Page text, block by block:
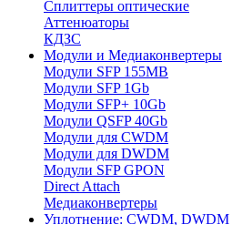
Сплиттеры оптические
Аттенюаторы
КДЗС
Модули и Медиаконвертеры
Модули SFP 155MB
Модули SFP 1Gb
Модули SFP+ 10Gb
Модули QSFP 40Gb
Модули для CWDM
Модули для DWDM
Модули SFP GPON
Direct Attach
Медиаконвертеры
Уплотнение: CWDM, DWDM